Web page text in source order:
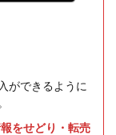
ができるように
をせどり・転売